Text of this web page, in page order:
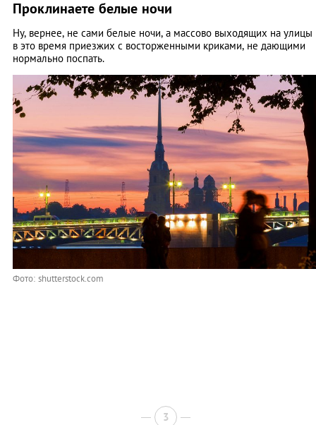
Проклинаете белые ночи
Ну, вернее, не сами белые ночи, а массово выходящих на улицы
в это время приезжих с восторженными криками, не дающими
нормально поспать.
Фото: shutterstock.com
3